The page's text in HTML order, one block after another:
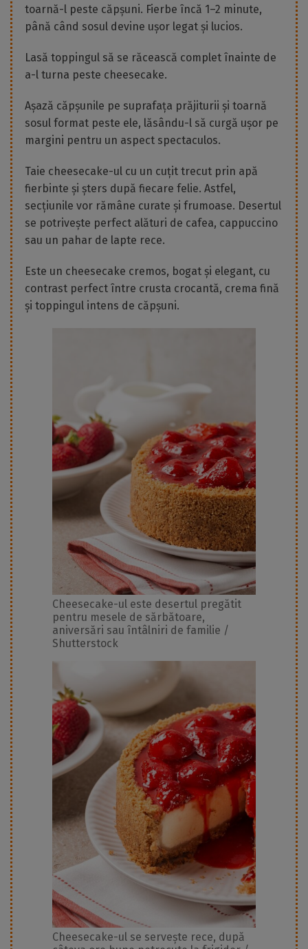
toarnă-l peste căpșuni. Fierbe încă 1–2 minute,
până când sosul devine ușor legat și lucios.
Lasă toppingul să se răcească complet înainte de
a-l turna peste cheesecake.
Așază căpșunile pe suprafața prăjiturii și toarnă
sosul format peste ele, lăsându-l să curgă ușor pe
margini pentru un aspect spectaculos.
Taie cheesecake-ul cu un cuțit trecut prin apă
fierbinte și șters după fiecare felie. Astfel,
secțiunile vor rămâne curate și frumoase. Desertul
se potrivește perfect alături de cafea, cappuccino
sau un pahar de lapte rece.
Este un cheesecake cremos, bogat și elegant, cu
contrast perfect între crusta crocantă, crema fină
și toppingul intens de căpșuni.
Cheesecake-ul este desertul pregătit
pentru mesele de sărbătoare,
aniversări sau întâlniri de familie /
Shutterstock
Cheesecake-ul se servește rece, după